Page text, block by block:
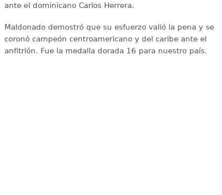
ante el dominicano Carlos Herrera.
Maldonado demostró que su esfuerzo valió la pena y se
coronó campeón centroamericano y del caribe ante el
anfitrión. Fue la medalla dorada 16 para nuestro país.